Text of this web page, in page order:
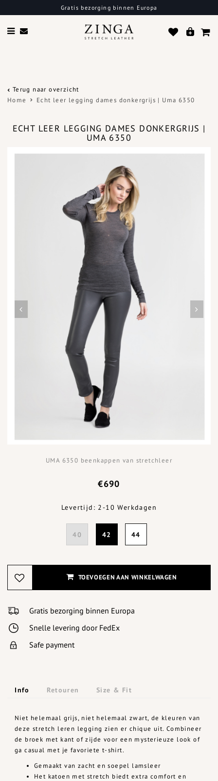
Gratis bezorging binnen Europa
Terug naar overzicht
Home
Echt leer legging dames donkergrijs | Uma 6350
ECHT LEER LEGGING DAMES DONKERGRIJS |
UMA 6350
UMA 6350 beenkappen van stretchleer
€690
Levertijd: 2-10 Werkdagen
40 42 44
TOEVOEGEN AAN WINKELWAGEN
Gratis bezorging binnen Europa
Snelle levering door FedEx
Safe payment
Info Retouren Size & Fit
Niet helemaal grijs, niet helemaal zwart, de kleuren van
deze stretch leren legging zien er chique uit. Combineer
de broek met kant of zijde voor een mysterieuze look of
ga casual met je favoriete t-shirt.
Gemaakt van zacht en soepel lamsleer
Het katoen met stretch biedt extra comfort en